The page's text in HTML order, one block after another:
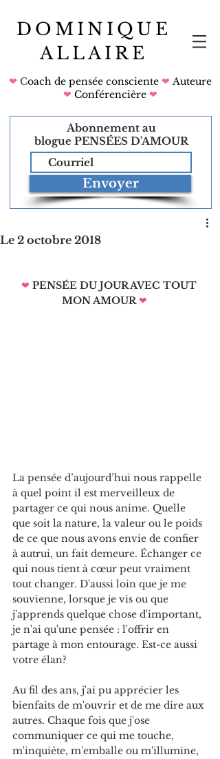
DOMINIQUE
ALLAIRE
❤ Coach de pensée consciente ❤ Auteure
❤ Conférencière ❤
Abonnement au
blogue PENSÉES D'AMOUR
Envoyer
Le 2 octobre 2018
❤ PENSÉE DU JOUR AVEC TOUT
MON AMOUR ❤
La pensée d’aujourd’hui nous rappelle
à quel point il est merveilleux de
partager ce qui nous anime. Quelle
que soit la nature, la valeur ou le poids
de ce que nous avons envie de confier
à autrui, un fait demeure. Échanger ce
qui nous tient à cœur peut vraiment
tout changer. D'aussi loin que je me
souvienne, lorsque je vis ou que
j'apprends quelque chose d'important,
je n'ai qu'une pensée : l'offrir en
partage à mon entourage. Est-ce aussi
votre élan?
Au fil des ans, j'ai pu apprécier les
bienfaits de m'ouvrir et de me dire aux
autres. Chaque fois que j'ose
communiquer ce qui me touche,
m'inquiète, m'emballe ou m'illumine,